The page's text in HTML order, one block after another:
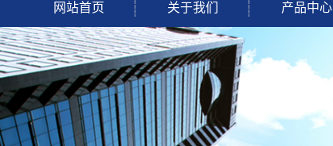
网站首页 关于我们 产品中心